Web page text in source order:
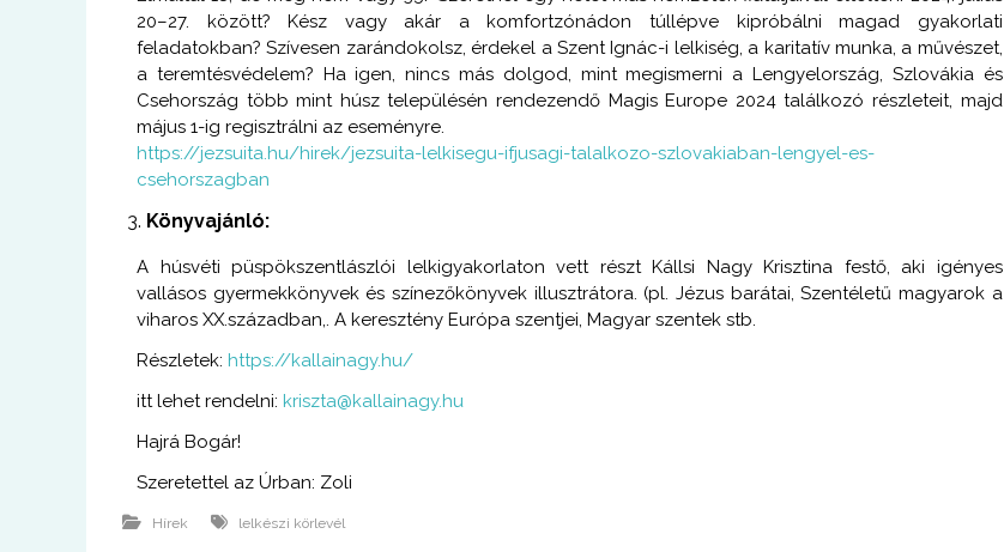
20–27. között? Kész vagy akár a komfortzónádon túllépve kipróbálni magad gyakorlati
feladatokban? Szívesen zarándokolsz, érdekel a Szent Ignác-i lelkiség, a karitatív munka, a művészet,
a teremtésvédelem? Ha igen, nincs más dolgod, mint megismerni a Lengyelország, Szlovákia és
Csehország több mint húsz településén rendezendő Magis Europe 2024 találkozó részleteit, majd
május 1-ig regisztrálni az eseményre.
https://jezsuita.hu/hirek/jezsuita-lelkisegu-ifjusagi-talalkozo-szlovakiaban-lengyel-es-
csehorszagban
Könyvajánló:
A húsvéti püspökszentlászlói lelkigyakorlaton vett részt Kállsi Nagy Krisztina festő, aki igényes
vallásos gyermekkönyvek és színezőkönyvek illusztrátora. (pl. Jézus barátai, Szentéletű magyarok a
viharos XX.században,. A keresztény Európa szentjei, Magyar szentek stb.
Részletek: https://kallainagy.hu/
itt lehet rendelni: kriszta@kallainagy.hu
Hajrá Bogár!
Szeretettel az Úrban: Zoli
Hírek lelkészi körlevél